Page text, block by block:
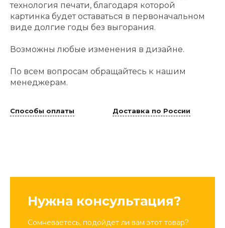
технология печати, благодаря которой
картинка будет оставаться в первоначальном
виде долгие годы без выгорания.
Возможны любые изменения в дизайне.
По всем вопросам обращайтесь к нашим
менеджерам.
Способы оплаты Доставка по России
Нужна консультация?
Сомневаетесь, подойдет ли вам этот товар?